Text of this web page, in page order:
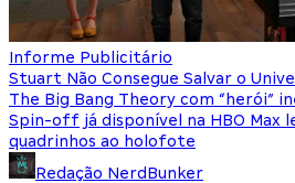
Informe Publicitário
Stuart Não Consegue Salvar o
The Big Bang Theory com “herói”
Spin-off já disponível na HBO Max
quadrinhos ao holofote
Redação NerdBunker